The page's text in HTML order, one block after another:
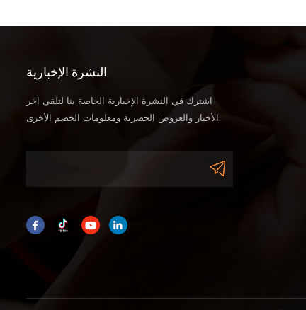
النشرة الإخبارية
اشترك في النشرة الإخبارية الخاصة بنا لتلقي آخر
الأخبار والعروض الحصرية ومعلومات الخصم الأخرى.